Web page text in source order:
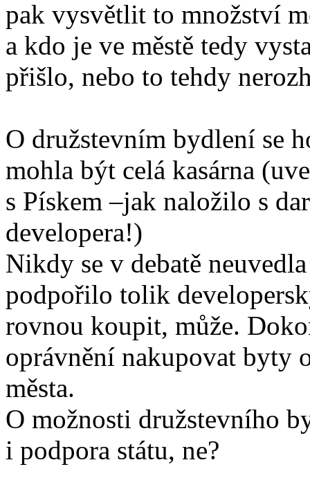
pak vysvětlit to množství
a kdo je ve městě tedy
přišlo, nebo to tehdy
O družstevním bydlení se
mohla být celá kasárna
s Pískem –jak naložilo s
developera!)
Nikdy se v debatě
podpořilo tolik
rovnou koupit, může.
oprávnění nakupovat byty
města.
O možnosti družstevního
i podpora státu, ne?